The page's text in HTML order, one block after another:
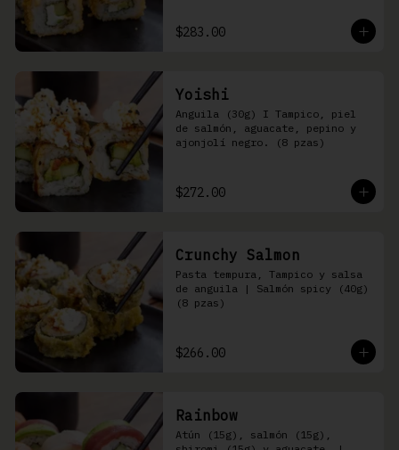
$283.00
Yoishi
Anguila (30g) I Tampico, piel
de salmón, aguacate, pepino y
ajonjolí negro. (8 pzas)
$272.00
Crunchy Salmon
Pasta tempura, Tampico y salsa
de anguila | Salmón spicy (40g)
(8 pzas)
$266.00
Rainbow
Atún (15g), salmón (15g),